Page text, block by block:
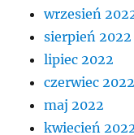
wrzesień
sierpień 2022
lipiec 2022
czerwiec 2022
maj 2022
kwiecień